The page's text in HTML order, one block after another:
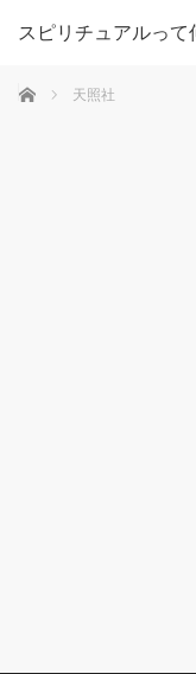
スピリチュアルって
ホーム 天照社